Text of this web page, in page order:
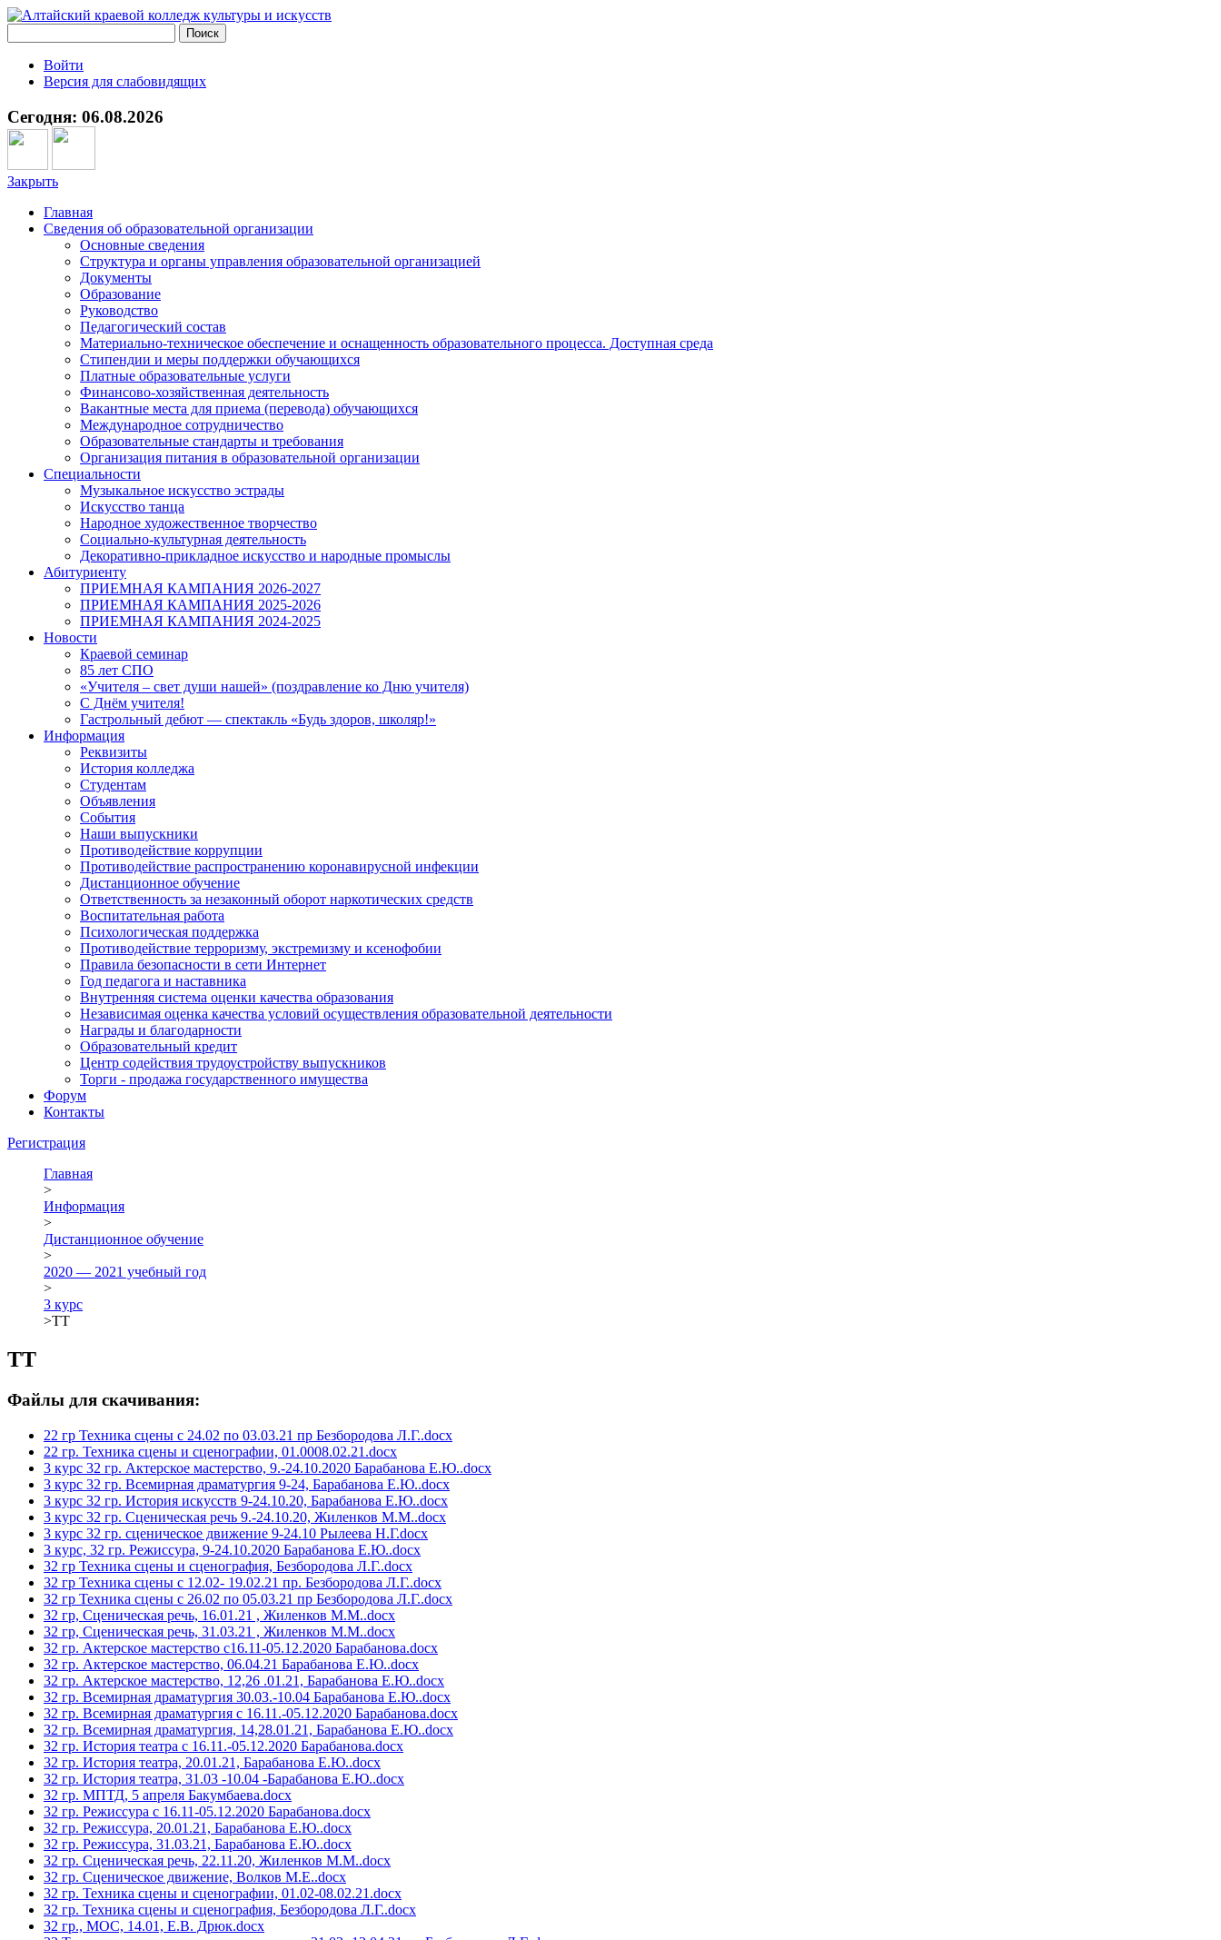
Войти
Версия для слабовидящих
Сегодня: 06.08.2026
Закрыть
Главная
Сведения об образовательной организации
Основные сведения
Структура и органы управления образовательной организацией
Документы
Образование
Руководство
Педагогический состав
Материально-техническое обеспечение и оснащенность образовательного процесса. Доступная среда
Стипендии и меры поддержки обучающихся
Платные образовательные услуги
Финансово-хозяйственная деятельность
Вакантные места для приема (перевода) обучающихся
Международное сотрудничество
Образовательные стандарты и требования
Организация питания в образовательной организации
Специальности
Музыкальное искусство эстрады
Искусство танца
Народное художественное творчество
Социально-культурная деятельность
Декоративно-прикладное искусство и народные промыслы
Абитуриенту
ПРИЕМНАЯ КАМПАНИЯ 2026-2027
ПРИЕМНАЯ КАМПАНИЯ 2025-2026
ПРИЕМНАЯ КАМПАНИЯ 2024-2025
Новости
Краевой семинар
85 лет СПО
«Учителя – свет души нашей» (поздравление ко Дню учителя)
С Днём учителя!
Гастрольный дебют — спектакль «Будь здоров, школяр!»
Информация
Реквизиты
История колледжа
Студентам
Объявления
События
Наши выпускники
Противодействие коррупции
Противодействие распространению коронавирусной инфекции
Дистанционное обучение
Ответственность за незаконный оборот наркотических средств
Воспитательная работа
Психологическая поддержка
Противодействие терроризму, экстремизму и ксенофобии
Правила безопасности в сети Интернет
Год педагога и наставника
Внутренняя система оценки качества образования
Независимая оценка качества условий осуществления образовательной деятельности
Награды и благодарности
Образовательный кредит
Центр содействия трудоустройству выпускников
Торги - продажа государственного имущества
Форум
Контакты
Регистрация
Главная
>
Информация
>
Дистанционное обучение
>
2020 — 2021 учебный год
>
3 курс
>ТТ
ТТ
Файлы для скачивания:
22 гр Техника сцены с 24.02 по 03.03.21 пр Безбородова Л.Г..docx
22 гр. Техника сцены и сценографии, 01.0008.02.21.docx
3 курс 32 гр. Актерское мастерство, 9.-24.10.2020 Барабанова Е.Ю..docx
3 курс 32 гр. Всемирная драматургия 9-24, Барабанова Е.Ю..docx
3 курс 32 гр. История искусств 9-24.10.20, Барабанова Е.Ю..docx
3 курс 32 гр. Сценическая речь 9.-24.10.20, Жиленков М.М..docx
3 курс 32 гр. сценическое движение 9-24.10 Рылеева Н.Г.docx
3 курс, 32 гр. Режиссура, 9-24.10.2020 Барабанова Е.Ю..docx
32 гр Техника сцены и сценография, Безбородова Л.Г..docx
32 гр Техника сцены с 12.02- 19.02.21 пр. Безбородова Л.Г..docx
32 гр Техника сцены с 26.02 по 05.03.21 пр Безбородова Л.Г..docx
32 гр, Сценическая речь, 16.01.21 , Жиленков М.М..docx
32 гр, Сценическая речь, 31.03.21 , Жиленков М.М..docx
32 гр. Актерское мастерство с16.11-05.12.2020 Барабанова.docx
32 гр. Актерское мастерство, 06.04.21 Барабанова Е.Ю..docx
32 гр. Актерское мастерство, 12,26 .01.21, Барабанова Е.Ю..docx
32 гр. Всемирная драматургия 30.03.-10.04 Барабанова Е.Ю..docx
32 гр. Всемирная драматургия с 16.11.-05.12.2020 Барабанова.docx
32 гр. Всемирная драматургия, 14,28.01.21, Барабанова Е.Ю..docx
32 гр. История театра с 16.11.-05.12.2020 Барабанова.docx
32 гр. История театра, 20.01.21, Барабанова Е.Ю..docx
32 гр. История театра, 31.03 -10.04 -Барабанова Е.Ю..docx
32 гр. МПТД, 5 апреля Бакумбаева.docx
32 гр. Режиссура с 16.11-05.12.2020 Барабанова.docx
32 гр. Режиссура, 20.01.21, Барабанова Е.Ю..docx
32 гр. Режиссура, 31.03.21, Барабанова Е.Ю..docx
32 гр. Сценическая речь, 22.11.20, Жиленков М.М..docx
32 гр. Сценическое движение, Волков М.Е..docx
32 гр. Техника сцены и сценографии, 01.02-08.02.21.docx
32 гр. Техника сцены и сценография, Безбородова Л.Г..docx
32 гр., МОС, 14.01, Е.В. Дрюк.docx